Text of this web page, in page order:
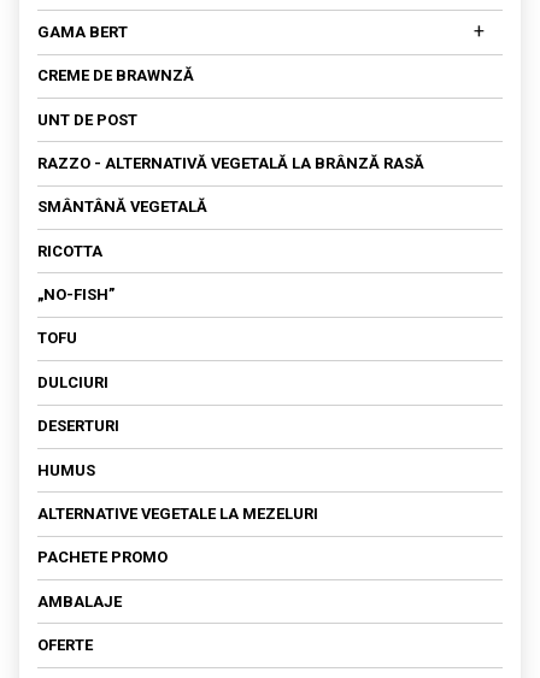
DIN OVĂZ
DIN SOIA
BRAWNZĂ PROASPĂTĂ
GAMA BERT
FETA
KEFIR
+
CREME DE BRAWNZĂ
UNT DE POST
RAZZO - ALTERNATIVĂ VEGETALĂ LA BRÂNZĂ RASĂ
SMÂNTÂNĂ VEGETALĂ
RICOTTA
„NO-FISH”
TOFU
DULCIURI
DESERTURI
HUMUS
ALTERNATIVE VEGETALE LA MEZELURI
PACHETE PROMO
AMBALAJE
OFERTE